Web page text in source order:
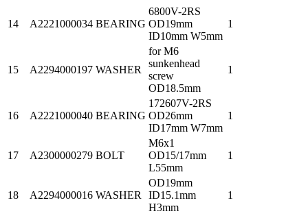
14 A2221000034 BEARING
6800V-2RS
OD19mm
ID10mm W5mm
1
15 A2294000197 WASHER
for M6
sunkenhead
screw
OD18.5mm
1
16 A2221000040 BEARING
172607V-2RS
OD26mm
ID17mm W7mm
1
17 A2300000279 BOLT
M6x1
OD15/17mm
L55mm
1
18 A2294000016 WASHER
OD19mm
ID15.1mm
H3mm
1